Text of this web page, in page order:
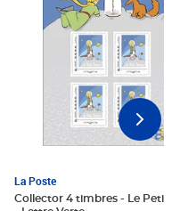
La Poste
Collector 4 timbres - Le Petit